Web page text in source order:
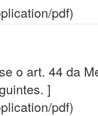
pdf)
o art. 44 da
]
pdf)